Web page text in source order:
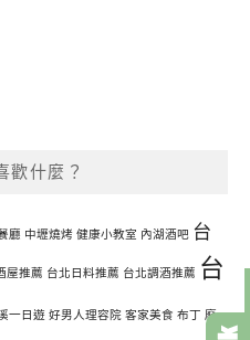
歡什麼？
廳 中壢燒烤 健康小教室 內湖酒吧 台
屋推薦 台北日料推薦 台北調酒推薦 台
一日遊 好男人理容院 客家美食 布丁 廢